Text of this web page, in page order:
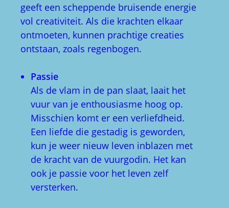
geeft een scheppende bruisende energie
vol creativiteit. Als die krachten elkaar
ontmoeten, kunnen prachtige creaties
ontstaan, zoals regenbogen.
Passie
Als de vlam in de pan slaat, laait het
vuur van je enthousiasme hoog op.
Misschien komt er een verliefdheid.
Een liefde die gestadig is geworden,
kun je weer nieuw leven inblazen met
de kracht van de vuurgodin. Het kan
ook je passie voor het leven zelf
versterken.